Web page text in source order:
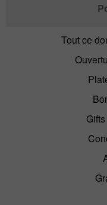
Tout ce